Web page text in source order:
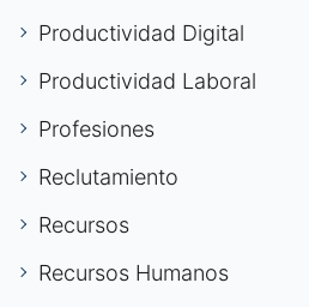
Productividad Digital
Productividad Laboral
Profesiones
Reclutamiento
Recursos
Recursos Humanos